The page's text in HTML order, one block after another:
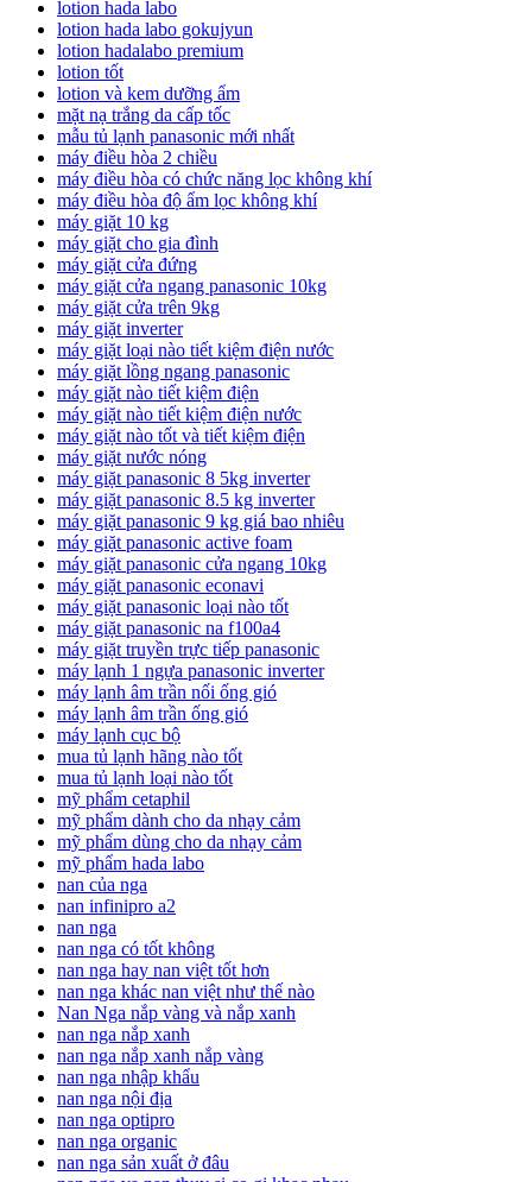
lotion hada labo
lotion hada labo gokujyun
lotion hadalabo premium
lotion tốt
lotion và kem dưỡng ẩm
mặt nạ trắng da cấp tốc
mẫu tủ lạnh panasonic mới nhất
máy điều hòa 2 chiều
máy điều hòa có chức năng lọc không khí
máy điều hòa độ ẩm lọc không khí
máy giặt 10 kg
máy giặt cho gia đình
máy giặt cửa đứng
máy giặt cửa ngang panasonic 10kg
máy giặt cửa trên 9kg
máy giặt inverter
máy giặt loại nào tiết kiệm điện nước
máy giặt lồng ngang panasonic
máy giặt nào tiết kiệm điện
máy giặt nào tiết kiệm điện nước
máy giặt nào tốt và tiết kiệm điện
máy giặt nước nóng
máy giặt panasonic 8 5kg inverter
máy giặt panasonic 8.5 kg inverter
máy giặt panasonic 9 kg giá bao nhiêu
máy giặt panasonic active foam
máy giặt panasonic cửa ngang 10kg
máy giặt panasonic econavi
máy giặt panasonic loại nào tốt
máy giặt panasonic na f100a4
máy giặt truyền trực tiếp panasonic
máy lạnh 1 ngựa panasonic inverter
máy lạnh âm trần nối ống gió
máy lạnh âm trần ống gió
máy lạnh cục bộ
mua tủ lạnh hãng nào tốt
mua tủ lạnh loại nào tốt
mỹ phẩm cetaphil
mỹ phẩm dành cho da nhạy cảm
mỹ phẩm dùng cho da nhạy cảm
mỹ phẩm hada labo
nan của nga
nan infinipro a2
nan nga
nan nga có tốt không
nan nga hay nan việt tốt hơn
nan nga khác nan việt như thế nào
Nan Nga nắp vàng và nắp xanh
nan nga nắp xanh
nan nga nắp xanh nắp vàng
nan nga nhập khẩu
nan nga nội địa
nan nga optipro
nan nga organic
nan nga sản xuất ở đâu